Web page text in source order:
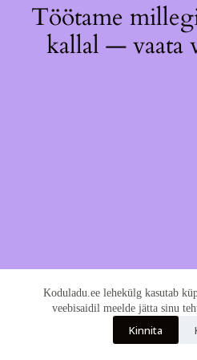
Koduladu.ee lehekülg kasutab
veebisaidil meelde jätta sinu
Kinnita
Töötame
kallal — vaata